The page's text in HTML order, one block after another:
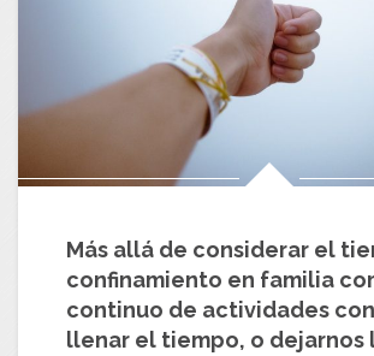
Más allá de considerar el
confinamiento en familia
continuo de actividades
llenar el tiempo, o dejarnos